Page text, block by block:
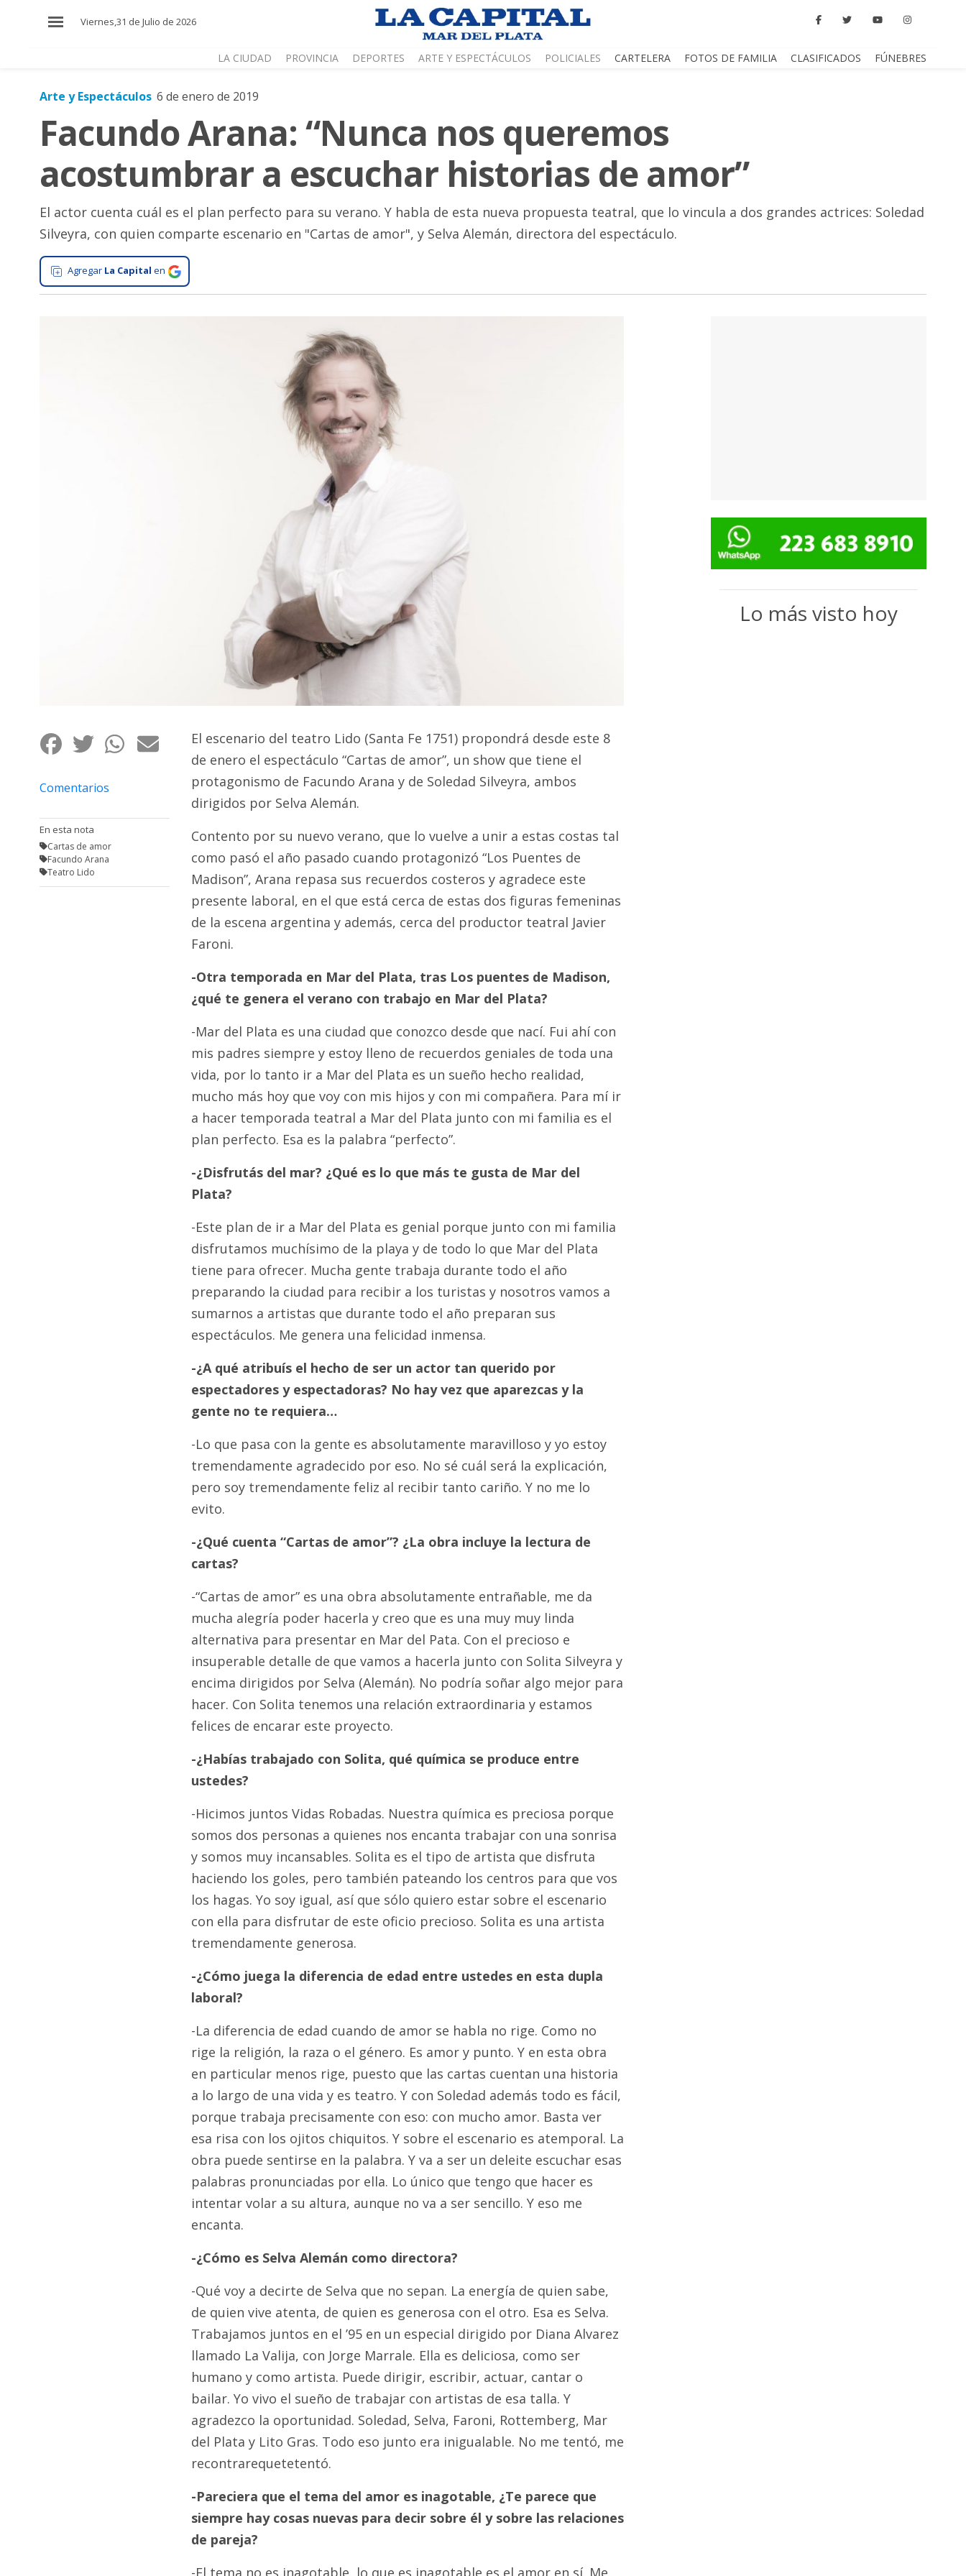
Viernes,31 de Julio de 2026
LA CIUDAD PROVINCIA DEPORTES ARTE Y ESPECTÁCULOS POLICIALES CARTELERA FOTOS DE FAMILIA CLASIFICADOS FÚNEBRES
Zona
Cultura
Tecnología
Gastronomía
Arte y Espectáculos 6 de enero de 2019
Facundo Arana: “Nunca nos queremos
acostumbrar a escuchar historias de amor”
El actor cuenta cuál es el plan perfecto para su verano. Y habla de esta nueva propuesta teatral, que lo vincula a dos grandes actrices: Soledad
Silveyra, con quien comparte escenario en "Cartas de amor", y Selva Alemán, directora del espectáculo.
Agregar La Capital en
Comentarios
En esta nota
Cartas de amor
Facundo Arana
Teatro Lido
El escenario del teatro Lido (Santa Fe 1751) propondrá desde este 8
de enero el espectáculo “Cartas de amor”, un show que tiene el
protagonismo de Facundo Arana y de Soledad Silveyra, ambos
dirigidos por Selva Alemán.
Contento por su nuevo verano, que lo vuelve a unir a estas costas tal
como pasó el año pasado cuando protagonizó “Los Puentes de
Madison”, Arana repasa sus recuerdos costeros y agradece este
presente laboral, en el que está cerca de estas dos figuras femeninas
de la escena argentina y además, cerca del productor teatral Javier
Faroni.
-Otra temporada en Mar del Plata, tras Los puentes de Madison,
¿qué te genera el verano con trabajo en Mar del Plata?
-Mar del Plata es una ciudad que conozco desde que nací. Fui ahí con
mis padres siempre y estoy lleno de recuerdos geniales de toda una
vida, por lo tanto ir a Mar del Plata es un sueño hecho realidad,
mucho más hoy que voy con mis hijos y con mi compañera. Para mí ir
a hacer temporada teatral a Mar del Plata junto con mi familia es el
plan perfecto. Esa es la palabra “perfecto”.
-¿Disfrutás del mar? ¿Qué es lo que más te gusta de Mar del
Plata?
-Este plan de ir a Mar del Plata es genial porque junto con mi familia
disfrutamos muchísimo de la playa y de todo lo que Mar del Plata
tiene para ofrecer. Mucha gente trabaja durante todo el año
preparando la ciudad para recibir a los turistas y nosotros vamos a
sumarnos a artistas que durante todo el año preparan sus
espectáculos. Me genera una felicidad inmensa.
-¿A qué atribuís el hecho de ser un actor tan querido por
espectadores y espectadoras? No hay vez que aparezcas y la
gente no te requiera…
-Lo que pasa con la gente es absolutamente maravilloso y yo estoy
tremendamente agradecido por eso. No sé cuál será la explicación,
pero soy tremendamente feliz al recibir tanto cariño. Y no me lo
evito.
-¿Qué cuenta “Cartas de amor”? ¿La obra incluye la lectura de
cartas?
-“Cartas de amor” es una obra absolutamente entrañable, me da
mucha alegría poder hacerla y creo que es una muy muy linda
alternativa para presentar en Mar del Pata. Con el precioso e
insuperable detalle de que vamos a hacerla junto con Solita Silveyra y
encima dirigidos por Selva (Alemán). No podría soñar algo mejor para
hacer. Con Solita tenemos una relación extraordinaria y estamos
felices de encarar este proyecto.
-¿Habías trabajado con Solita, qué química se produce entre
ustedes?
-Hicimos juntos Vidas Robadas. Nuestra química es preciosa porque
somos dos personas a quienes nos encanta trabajar con una sonrisa
y somos muy incansables. Solita es el tipo de artista que disfruta
haciendo los goles, pero también pateando los centros para que vos
los hagas. Yo soy igual, así que sólo quiero estar sobre el escenario
con ella para disfrutar de este oficio precioso. Solita es una artista
tremendamente generosa.
-¿Cómo juega la diferencia de edad entre ustedes en esta dupla
laboral?
-La diferencia de edad cuando de amor se habla no rige. Como no
rige la religión, la raza o el género. Es amor y punto. Y en esta obra
en particular menos rige, puesto que las cartas cuentan una historia
a lo largo de una vida y es teatro. Y con Soledad además todo es fácil,
porque trabaja precisamente con eso: con mucho amor. Basta ver
esa risa con los ojitos chiquitos. Y sobre el escenario es atemporal. La
obra puede sentirse en la palabra. Y va a ser un deleite escuchar esas
palabras pronunciadas por ella. Lo único que tengo que hacer es
intentar volar a su altura, aunque no va a ser sencillo. Y eso me
encanta.
-¿Cómo es Selva Alemán como directora?
-Qué voy a decirte de Selva que no sepan. La energía de quien sabe,
de quien vive atenta, de quien es generosa con el otro. Esa es Selva.
Trabajamos juntos en el ’95 en un especial dirigido por Diana Alvarez
llamado La Valija, con Jorge Marrale. Ella es deliciosa, como ser
humano y como artista. Puede dirigir, escribir, actuar, cantar o
bailar. Yo vivo el sueño de trabajar con artistas de esa talla. Y
agradezco la oportunidad. Soledad, Selva, Faroni, Rottemberg, Mar
del Plata y Lito Gras. Todo eso junto era inigualable. No me tentó, me
recontrarequetetentó.
-Pareciera que el tema del amor es inagotable, ¿Te parece que
siempre hay cosas nuevas para decir sobre él y sobre las relaciones
de pareja?
-El tema no es inagotable, lo que es inagotable es el amor en sí. Me
Lo más visto hoy